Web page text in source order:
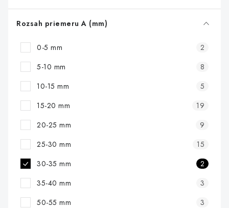
u
Rozsah priemeru A (mm)
0-5 mm
2
5-10 mm
8
10-15 mm
5
15-20 mm
19
20-25 mm
9
25-30 mm
15
30-35 mm
2
35-40 mm
3
50-55 mm
3